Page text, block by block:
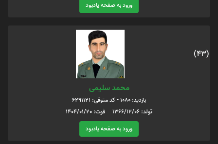
ورود به صفحه یادبود
(43)
محمد سلیمی
بازدید: 1080 - کد متوفی: 6291121
تولد: 1366/12/06 فوت: 1404/01/20
ورود به صفحه یادبود